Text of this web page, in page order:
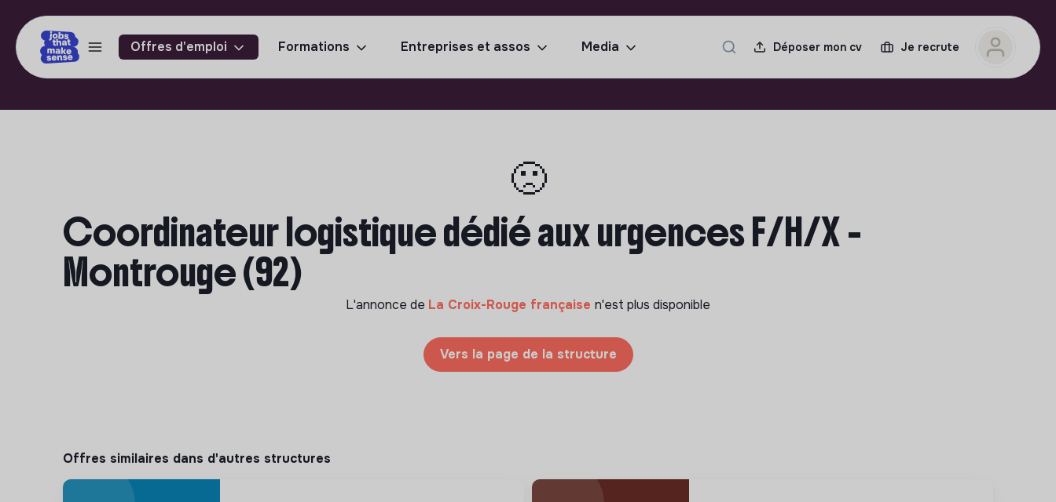
Offres d'emploi Formations Entreprises et assos Media Déposer mon cv Je recrute
🙁
Coordinateur logistique dédié aux urgences F/H/X -
Montrouge (92)
L'annonce de La Croix-Rouge française n'est plus disponible
Vers la page de la structure
Offres similaires dans d'autres structures